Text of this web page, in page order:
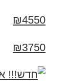
₪4550
₪3750